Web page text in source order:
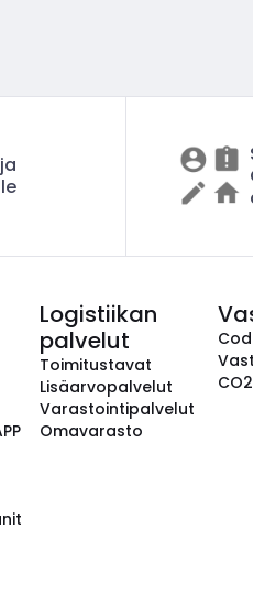
Logistiikan
palvelut
Toimitustavat
Lisäarvopalvelut
Varastointipalvelut
Omavarasto